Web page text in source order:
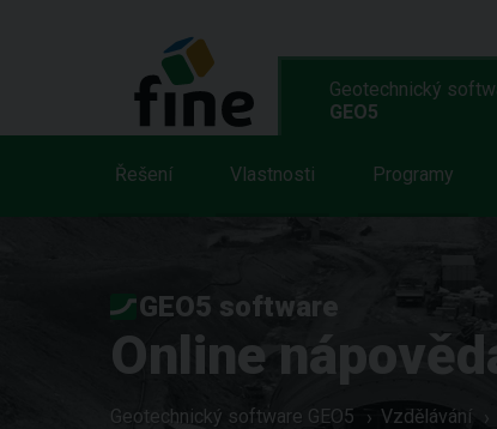
Geotechnický
GEO5
Řešení Vlastnosti Programy
GEO5 software
Online
Geotechnický software GEO5 Vzdělávání